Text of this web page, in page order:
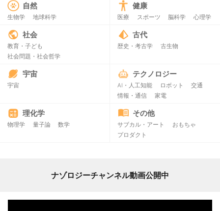
自然
生物学 地球科学
健康
医療 スポーツ 脳科学 心理学
社会
教育・子ども
社会問題・社会哲学
古代
歴史・考古学 古生物
宇宙
宇宙
テクノロジー
AI・人工知能 ロボット
交通
情報・通信
家電
理化学
物理学 量子論 数学
その他
サブカル・アート
おもちゃ
プロダクト
ナゾロジーチャンネル動画公開中